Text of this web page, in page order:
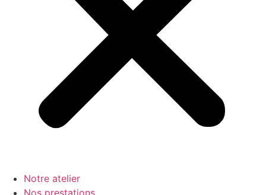
Notre atelier
Nos prestations